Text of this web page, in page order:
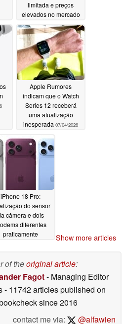
limitada e preços
elevados no mercado
de revenda
07/06/2026
Apple Rumores
indicam que o Watch
Series 12 receberá
uma atualização
inesperada 07/04/2026
iPhone 18 Pro:
do sensor
câmera e dois
diferentes
praticamente
Apple07/02/2026
Show more articles
of theoriginal article:
Fagot- Managing Editor
- 11742 articles published on
since 2016
contact me via:
@alfawien